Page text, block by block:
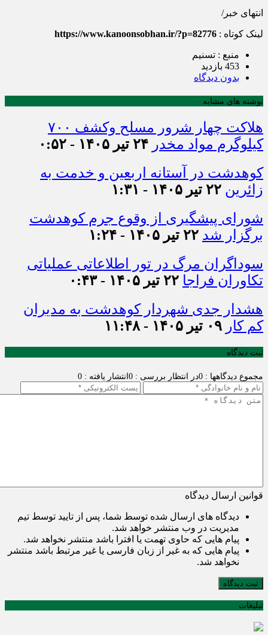
انتهای خبر/
لینک کوتاه : https://www.kanoonsobhan.ir/?p=82776
منبع : تسنیم
453 بازدید
بدون دیدگاه
نوشته های مشابه
هلاکت چهار شرور مسلح وکشف ۷۰۰
کیلوگرم مواد مخدر ۲۴ تیر ۱۴۰۵ - ۰:۵۲
کوهدشت در آستانه اربعین و خدمت‌ به
زائرین ۲۲ تیر ۱۴۰۵ - ۱:۳۱
شورای پیشگیری از وقوع جرم کوهدشت
برگزار شد ۲۲ تیر ۱۴۰۵ - ۱:۲۴
سوداگران مرگ در تور اطلاعاتی عملیاتی
تکاوران فراجا ۲۲ تیر ۱۴۰۵ - ۰:۴۳
هشدار جدی شهردار کوهدشت به مدیران
کم کار ۰۹ تیر ۱۴۰۵ - ۱۱:۴۸
ثبت دیدگاه
مجموع دیدگاهها : 0 در انتظار بررسی : 0 انتشار یافته : 0
قوانین ارسال دیدگاه
دیدگاه های ارسال شده توسط شما، پس از تایید توسط تیم
مدیریت در وب منتشر خواهد شد.
پیام هایی که حاوی تهمت یا افترا باشد منتشر نخواهد شد.
پیام هایی که به غیر از زبان فارسی یا غیر مرتبط باشد منتشر
نخواهد شد.
ثبت دیدگاه
تبلیغات